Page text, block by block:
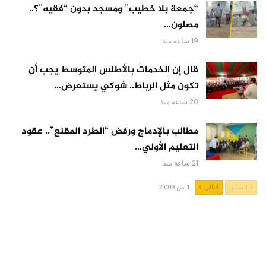
“جمعة بلا خطيب” ومسجد بدون “فقيه”؟..
مصلون…
19 ساعة منذ
قال إن الخدمات بالأطلس المتوسط يجب أن
تكون مثل الرباط.. شوكي يستعرض…
20 ساعة منذ
مطالب بالإدماج ورفض “الطرد المقنع”.. عقود
التعليم الأولي…
21 ساعة منذ
السابق التالي 1 من 2,009